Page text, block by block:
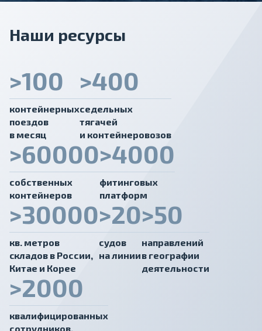
Наши ресурсы
>100
контейнерных
поездов
в месяц
>400
седельных
тягачей
и контейнеровозов
>60000
собственных
контейнеров
>4000
фитинговых
платформ
>30000
кв. метров
cкладов в России,
Китае и Корее
>20
судов
на линии
>50
направлений
в географии
деятельности
>2000
квалифицированных
сотрудников,